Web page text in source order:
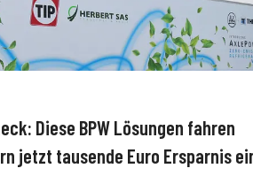
Diese BPW Lösungen fahren
jetzt tausende Euro Ersparnis